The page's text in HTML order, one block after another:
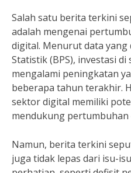
Salah satu berita terkini
adalah mengenai
digital. Menurut data yang
Statistik (BPS), investasi
mengalami peningkatan
beberapa tahun terakhir.
sektor digital memiliki
mendukung pertumbuhan
Namun, berita terkini
juga tidak lepas dari isu-